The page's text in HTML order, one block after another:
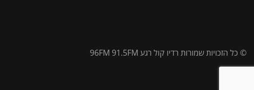
© כל הזכויות שמורות רדיו קול רגע 96FM 91.5FM